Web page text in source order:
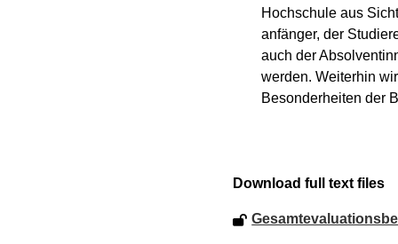
Hochschule aus
anfänger, der
auch der
werden. Weiterhin
Besonderheiten der
Download full text files